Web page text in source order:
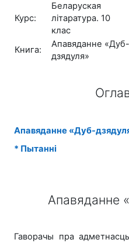
Курс:
Беларуская
літаратура. 10
клас
Книга:
Апавяданне «Дуб-
дзядуля»
Апавяданне «Дуб-
* Пытанні
Апавяданне
Гаворачы пра